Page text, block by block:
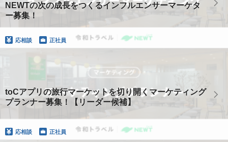
NEWTの次の成長をつくるインフルエンサーマーケタ
ー募集！
応相談 正社員
toCアプリの旅行マーケットを切り開くマーケティング
プランナー募集！【リーダー候補】
応相談 正社員